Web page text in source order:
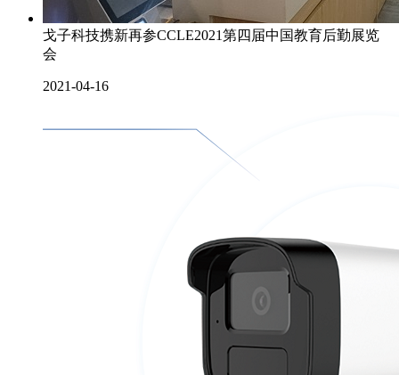
戈子科技携新再参CCLE2021第四届中国教育后勤展览
会
2021-04-16